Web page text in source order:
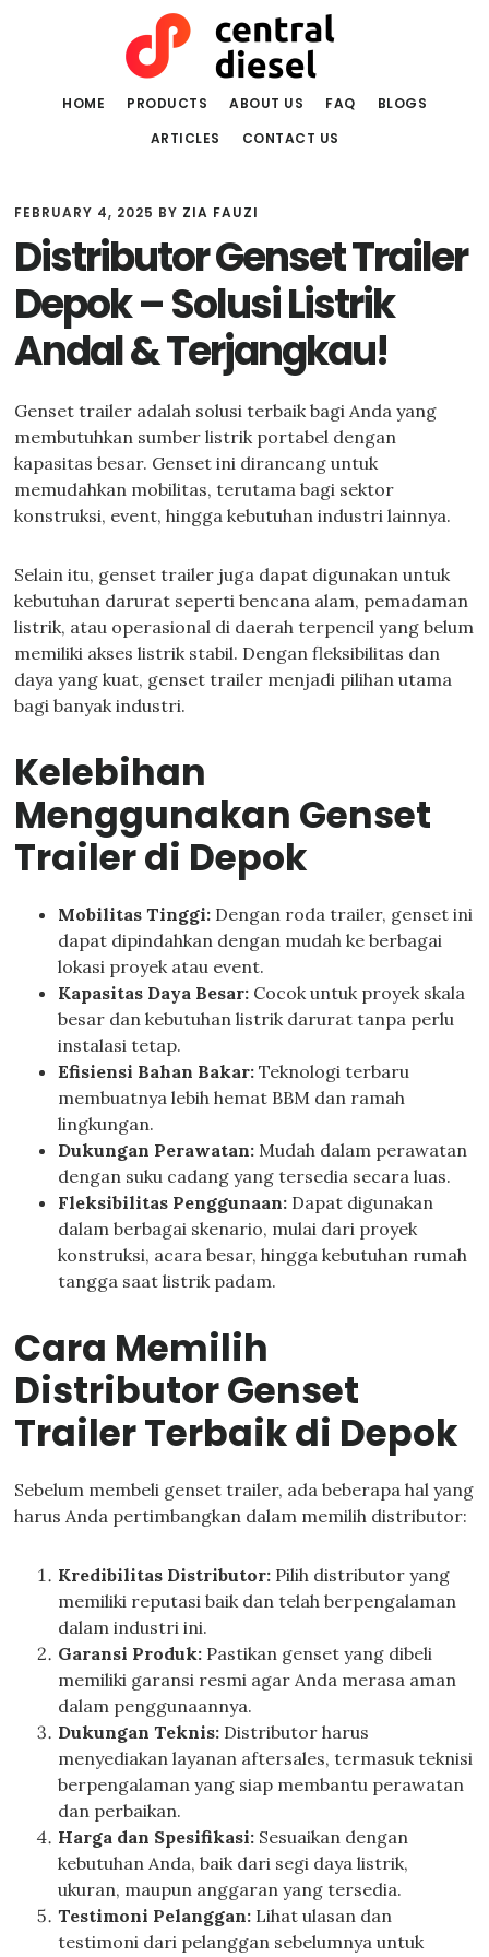
HOME PRODUCTS ABOUT US FAQ
BLOGS
ARTICLES
CONTACT US
FEBRUARY 4, 2025 BY ZIA FAUZI
Distributor Genset Trailer
Depok – Solusi Listrik
Andal & Terjangkau!
Genset trailer adalah solusi terbaik bagi Anda yang
membutuhkan sumber listrik portabel dengan
kapasitas besar. Genset ini dirancang untuk
memudahkan mobilitas, terutama bagi sektor
konstruksi, event, hingga kebutuhan industri lainnya.
Selain itu, genset trailer juga dapat digunakan untuk
kebutuhan darurat seperti bencana alam, pemadaman
listrik, atau operasional di daerah terpencil yang belum
memiliki akses listrik stabil. Dengan fleksibilitas dan
daya yang kuat, genset trailer menjadi pilihan utama
bagi banyak industri.
Kelebihan
Menggunakan Genset
Trailer di Depok
Mobilitas Tinggi: Dengan roda trailer, genset ini
dapat dipindahkan dengan mudah ke berbagai
lokasi proyek atau event.
Kapasitas Daya Besar: Cocok untuk proyek skala
besar dan kebutuhan listrik darurat tanpa perlu
instalasi tetap.
Efisiensi Bahan Bakar: Teknologi terbaru
membuatnya lebih hemat BBM dan ramah
lingkungan.
Dukungan Perawatan: Mudah dalam perawatan
dengan suku cadang yang tersedia secara luas.
Fleksibilitas Penggunaan: Dapat digunakan
dalam berbagai skenario, mulai dari proyek
konstruksi, acara besar, hingga kebutuhan rumah
tangga saat listrik padam.
Cara Memilih
Distributor Genset
Trailer Terbaik di Depok
Sebelum membeli genset trailer, ada beberapa hal yang
harus Anda pertimbangkan dalam memilih distributor:
Kredibilitas Distributor: Pilih distributor yang
memiliki reputasi baik dan telah berpengalaman
dalam industri ini.
Garansi Produk: Pastikan genset yang dibeli
memiliki garansi resmi agar Anda merasa aman
dalam penggunaannya.
Dukungan Teknis: Distributor harus
menyediakan layanan aftersales, termasuk teknisi
berpengalaman yang siap membantu perawatan
dan perbaikan.
Harga dan Spesifikasi: Sesuaikan dengan
kebutuhan Anda, baik dari segi daya listrik,
ukuran, maupun anggaran yang tersedia.
Testimoni Pelanggan: Lihat ulasan dan
testimoni dari pelanggan sebelumnya untuk